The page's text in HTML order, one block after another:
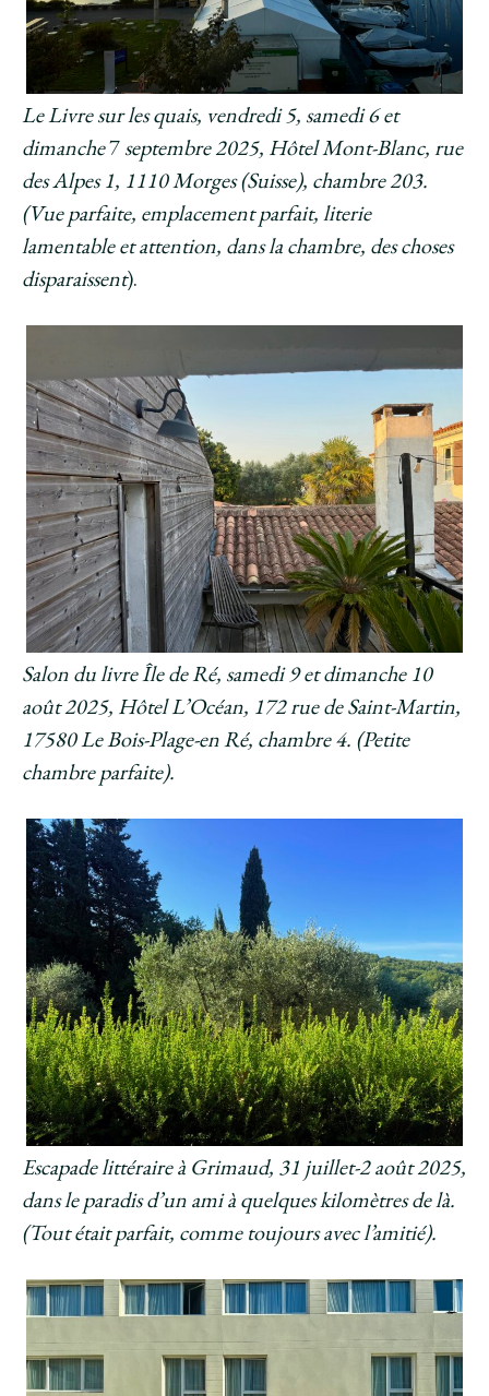
Le Livre sur les quais, vendredi 5, samedi 6 et
dimanche7septembre 2025, Hôtel Mont-Blanc, rue
des Alpes 1, 1110 Morges (Suisse), chambre 203.
(Vue parfaite, emplacement parfait, literie
lamentable et attention, dans la chambre, des choses
disparaissent).
Salon du livre Île de Ré, samedi 9 et dimanche 10
août 2025, Hôtel L’Océan, 172 rue de Saint-Martin,
17580 Le Bois-Plage-en Ré, chambre 4. (Petite
chambre parfaite).
Escapade littéraire à Grimaud, 31 juillet-2 août 2025,
dans le paradis d’un ami à quelques kilomètres de là.
(Tout était parfait, comme toujours avec l’amitié).